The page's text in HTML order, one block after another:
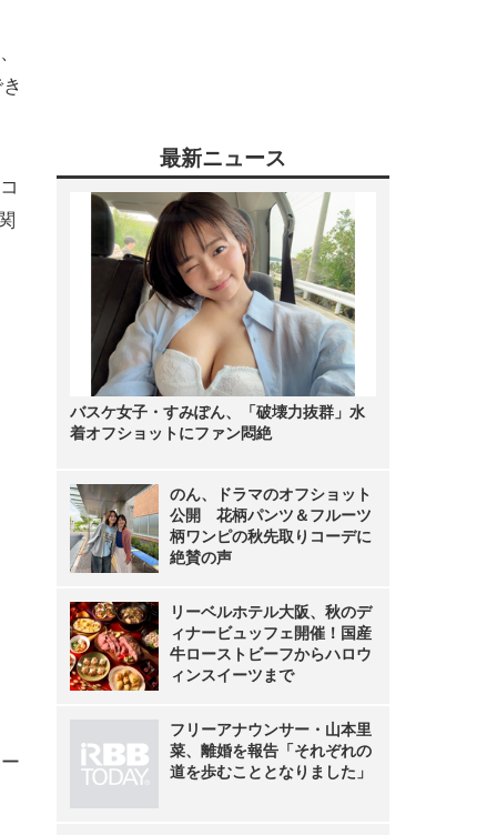
最新ニュース
バスケ女子・すみぽん、「破壊力抜群」水
着オフショットにファン悶絶
のん、ドラマのオフショット
公開 花柄パンツ＆フルーツ
柄ワンピの秋先取りコーデに
絶賛の声
リーベルホテル大阪、秋のデ
ィナービュッフェ開催！国産
牛ローストビーフからハロウ
ィンスイーツまで
フリーアナウンサー・山本里
菜、離婚を報告「それぞれの
道を歩むこととなりました」